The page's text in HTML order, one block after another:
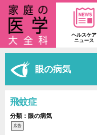
ヘルスケア
ニュース
眼の病気
飛蚊症
分類：眼の病気
広告